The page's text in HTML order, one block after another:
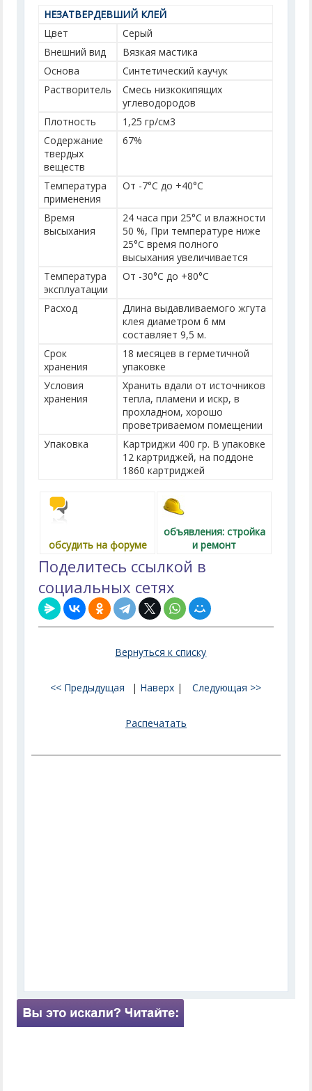
НЕЗАТВЕРДЕВШИЙ КЛЕЙ
Цвет
Серый
Внешний вид
Вязкая мастика
Основа
Синтетический каучук
Растворитель
Смесь низкокипящих
углеводородов
Плотность
1,25 гр/см3
Содержание
твердых
веществ
67%
Температура
применения
От -7°С до +40°С
Время
высыхания
24 часа при 25°С и влажности
50 %, При температуре ниже
25°С время полного
высыхания увеличивается
Температура
эксплуатации
От -30°С до +80°С
Расход
Длина выдавливаемого жгута
клея диаметром 6 мм
составляет 9,5 м.
Срок
хранения
18 месяцев в герметичной
упаковке
Условия
хранения
Хранить вдали от источников
тепла, пламени и искр, в
прохладном, хорошо
проветриваемом помещении
Упаковка
Картриджи 400 гр. В упаковке
12 картриджей, на поддоне
1860 картриджей
обсудить на форуме
объявления: стройка
и ремонт
Поделитесь ссылкой в
социальных сетях
Вернуться к списку
<< Предыдущая | Наверх | Следующая >>
Распечатать